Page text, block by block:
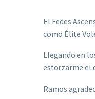
El Fedes
como Élite
Llegando en
esforzarme el
Ramos